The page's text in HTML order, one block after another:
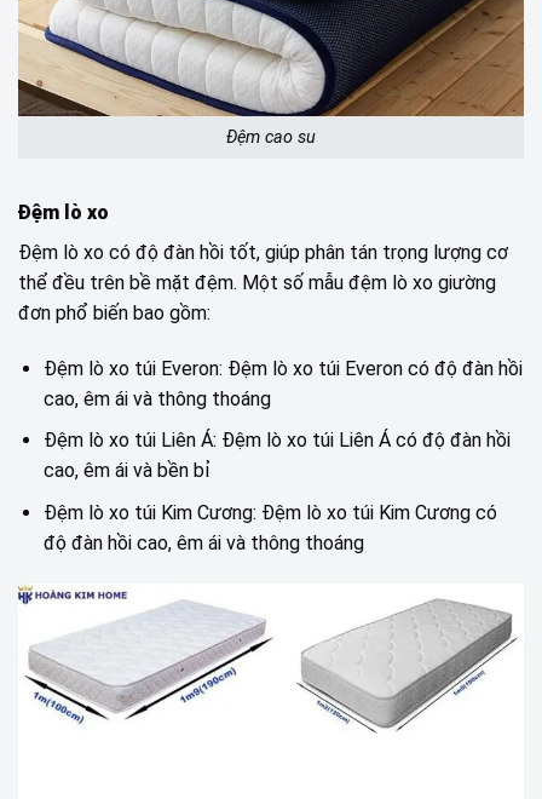
Đệm cao su
Đệm lò xo
Đệm lò xo có độ đàn hồi tốt, giúp phân tán trọng lượng cơ
thể đều trên bề mặt đệm. Một số mẫu đệm lò xo giường
đơn phổ biến bao gồm:
Đệm lò xo túi Everon: Đệm lò xo túi Everon có độ đàn hồi
cao, êm ái và thông thoáng
Đệm lò xo túi Liên Á: Đệm lò xo túi Liên Á có độ đàn hồi
cao, êm ái và bền bỉ
Đệm lò xo túi Kim Cương: Đệm lò xo túi Kim Cương có
độ đàn hồi cao, êm ái và thông thoáng